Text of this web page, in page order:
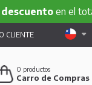
en el total de
CLIENTE
0 productos
Carro de Compras